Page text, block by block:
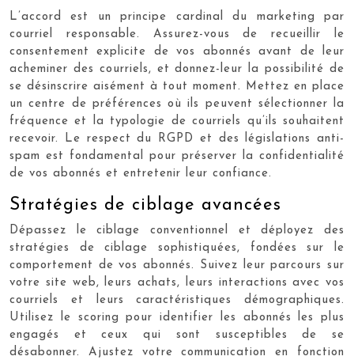
L’accord est un principe cardinal du marketing par
courriel responsable. Assurez-vous de recueillir le
consentement explicite de vos abonnés avant de leur
acheminer des courriels, et donnez-leur la possibilité de
se désinscrire aisément à tout moment. Mettez en place
un centre de préférences où ils peuvent sélectionner la
fréquence et la typologie de courriels qu’ils souhaitent
recevoir. Le respect du RGPD et des législations anti-
spam est fondamental pour préserver la confidentialité
de vos abonnés et entretenir leur confiance.
Stratégies de ciblage avancées
Dépassez le ciblage conventionnel et déployez des
stratégies de ciblage sophistiquées, fondées sur le
comportement de vos abonnés. Suivez leur parcours sur
votre site web, leurs achats, leurs interactions avec vos
courriels et leurs caractéristiques démographiques.
Utilisez le scoring pour identifier les abonnés les plus
engagés et ceux qui sont susceptibles de se
désabonner. Ajustez votre communication en fonction